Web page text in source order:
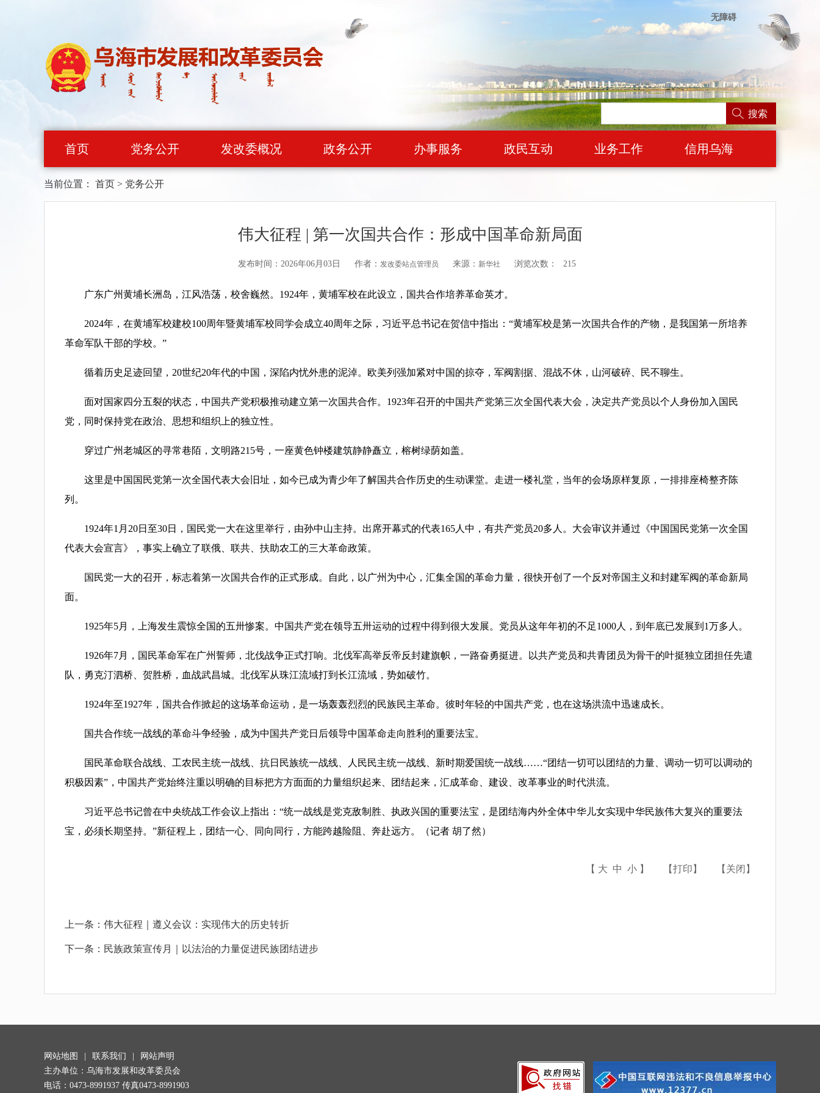
无障碍
搜索
首页 党务公开 发改委概况 政务公开 办事服务 政民互动 业务工作 信用乌海
当前位置： 首页 > 党务公开
伟大征程 | 第一次国共合作：形成中国革命新局面
发布时间：2026年06月03日 作者： 发改委站点管理员 来源： 新华社 浏览次数： 215
广东广州黄埔长洲岛，江风浩荡，校舍巍然。1924年，黄埔军校在此设立，国共合作培养革命英才。
2024年，在黄埔军校建校100周年暨黄埔军校同学会成立40周年之际，习近平总书记在贺信中指出：“黄埔军校是第一次国共合作的产物，是我国第一所培养
革命军队干部的学校。”
循着历史足迹回望，20世纪20年代的中国，深陷内忧外患的泥淖。欧美列强加紧对中国的掠夺，军阀割据、混战不休，山河破碎、民不聊生。
面对国家四分五裂的状态，中国共产党积极推动建立第一次国共合作。1923年召开的中国共产党第三次全国代表大会，决定共产党员以个人身份加入国民
党，同时保持党在政治、思想和组织上的独立性。
穿过广州老城区的寻常巷陌，文明路215号，一座黄色钟楼建筑静静矗立，榕树绿荫如盖。
这里是中国国民党第一次全国代表大会旧址，如今已成为青少年了解国共合作历史的生动课堂。走进一楼礼堂，当年的会场原样复原，一排排座椅整齐陈
列。
1924年1月20日至30日，国民党一大在这里举行，由孙中山主持。出席开幕式的代表165人中，有共产党员20多人。大会审议并通过《中国国民党第一次全国
代表大会宣言》，事实上确立了联俄、联共、扶助农工的三大革命政策。
国民党一大的召开，标志着第一次国共合作的正式形成。自此，以广州为中心，汇集全国的革命力量，很快开创了一个反对帝国主义和封建军阀的革命新局
面。
1925年5月，上海发生震惊全国的五卅惨案。中国共产党在领导五卅运动的过程中得到很大发展。党员从这年年初的不足1000人，到年底已发展到1万多人。
1926年7月，国民革命军在广州誓师，北伐战争正式打响。北伐军高举反帝反封建旗帜，一路奋勇挺进。以共产党员和共青团员为骨干的叶挺独立团担任先遣
队，勇克汀泗桥、贺胜桥，血战武昌城。北伐军从珠江流域打到长江流域，势如破竹。
1924年至1927年，国共合作掀起的这场革命运动，是一场轰轰烈烈的民族民主革命。彼时年轻的中国共产党，也在这场洪流中迅速成长。
国共合作统一战线的革命斗争经验，成为中国共产党日后领导中国革命走向胜利的重要法宝。
国民革命联合战线、工农民主统一战线、抗日民族统一战线、人民民主统一战线、新时期爱国统一战线……“团结一切可以团结的力量、调动一切可以调动的
积极因素”，中国共产党始终注重以明确的目标把方方面面的力量组织起来、团结起来，汇成革命、建设、改革事业的时代洪流。
习近平总书记曾在中央统战工作会议上指出：“统一战线是党克敌制胜、执政兴国的重要法宝，是团结海内外全体中华儿女实现中华民族伟大复兴的重要法
宝，必须长期坚持。”新征程上，团结一心、同向同行，方能跨越险阻、奔赴远方。（记者 胡了然）
【 大 中 小 】 【打印 】 【 关闭 】
上一条： 伟大征程｜遵义会议：实现伟大的历史转折
下一条： 民族政策宣传月｜以法治的力量促进民族团结进步
网站地图 联系我们
网站声明
主办单位：乌海市发展和改革委员会
电话：0473-8991937 传真0473-8991903